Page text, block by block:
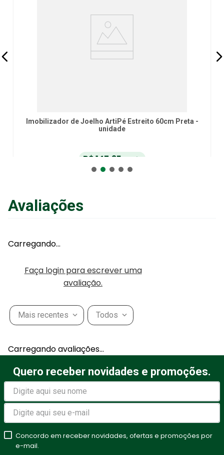
Imobilizador de Joelho ArtiPé Estreito 60cm Preta -
unidade
R$147,25no Pix
R$155 00 em até
Adicionar ao Carrinho
Avaliações
Carregando…
Faça login para escrever uma
avaliação.
Mais recentes Todos
Carregando avaliações…
Quero receber novidades e promoções.
Concordo em receber novidades, ofertas e promoções por
e-mail.